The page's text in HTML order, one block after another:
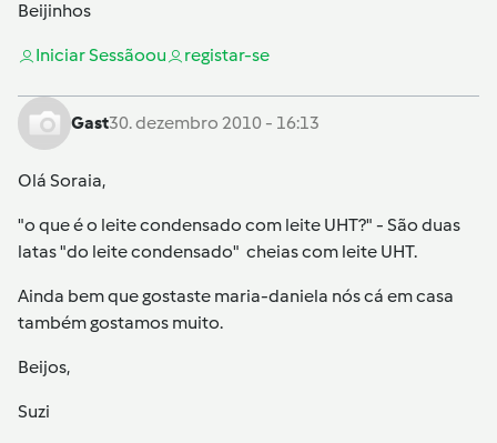
Beijinhos
Iniciar Sessãoou registar-se
Gast30. dezembro 2010 - 16:13
Olá Soraia,
"o que é o leite condensado com leite UHT?" - São duas
latas "do leite condensado" cheias com leite UHT.
Ainda bem que gostaste maria-daniela nós cá em casa
também gostamos muito.
Beijos,
Suzi